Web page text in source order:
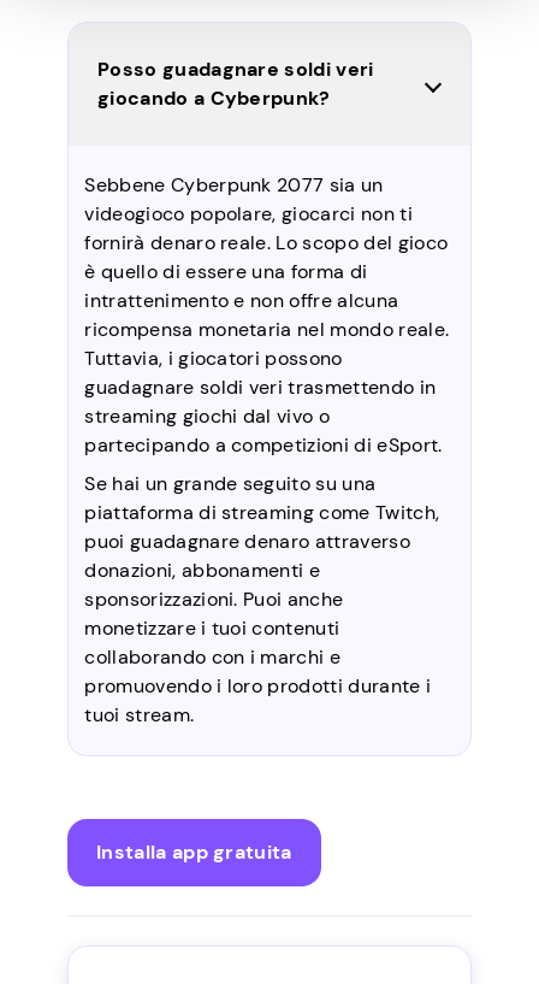
Posso guadagnare soldi veri
giocando a Cyberpunk?
Sebbene Cyberpunk 2077 sia un
videogioco popolare, giocarci non ti
fornirà denaro reale. Lo scopo del gioco
è quello di essere una forma di
intrattenimento e non offre alcuna
ricompensa monetaria nel mondo reale.
Tuttavia, i giocatori possono
guadagnare soldi veri trasmettendo in
streaming giochi dal vivo o
partecipando a competizioni di eSport.
Se hai un grande seguito su una
piattaforma di streaming come Twitch,
puoi guadagnare denaro attraverso
donazioni, abbonamenti e
sponsorizzazioni. Puoi anche
monetizzare i tuoi contenuti
collaborando con i marchi e
promuovendo i loro prodotti durante i
tuoi stream.
Installa app gratuita